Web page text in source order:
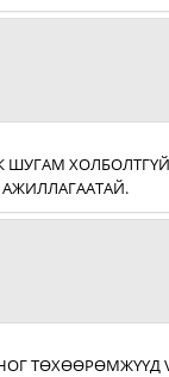
ТӨХӨӨРӨМЖҮҮД